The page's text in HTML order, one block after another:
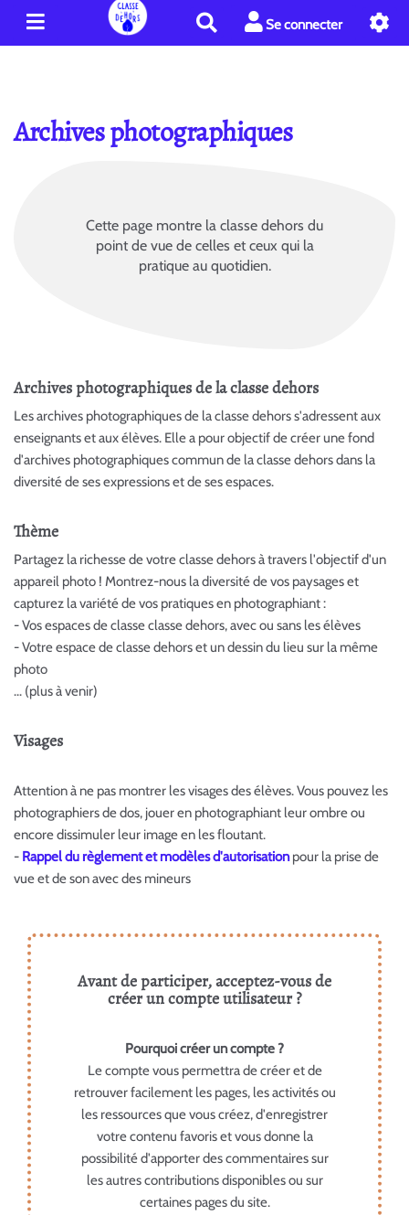
e
r
c
Se connecter
Archives photographiques
Cette page montre la classe dehors du
point de vue de celles et ceux qui la
pratique au quotidien.
Archives photographiques de la classe dehors
Les archives photographiques de la classe dehors s'adressent aux
enseignants et aux élèves. Elle a pour objectif de créer une fond
d'archives photographiques commun de la classe dehors dans la
diversité de ses expressions et de ses espaces.
Thème
Partagez la richesse de votre classe dehors à travers l'objectif d'un
appareil photo ! Montrez-nous la diversité de vos paysages et
capturez la variété de vos pratiques en photographiant :
- Vos espaces de classe classe dehors, avec ou sans les élèves
- Votre espace de classe dehors et un dessin du lieu sur la même
photo
... (plus à venir)
Visages
Attention à ne pas montrer les visages des élèves. Vous pouvez les
photographiers de dos, jouer en photographiant leur ombre ou
encore dissimuler leur image en les floutant.
- Rappel du règlement et modèles d'autorisationpour la prise de
vue et de son avec des mineurs
Avant de participer, acceptez-vous de
créer un compte utilisateur ?
Pourquoi créer un compte ?
Le compte vous permettra de créer et de
retrouver facilement les pages, les activités ou
les ressources que vous créez, d'enregistrer
votre contenu favoris et vous donne la
possibilité d'apporter des commentaires sur
les autres contributions disponibles ou sur
certaines pages du site.